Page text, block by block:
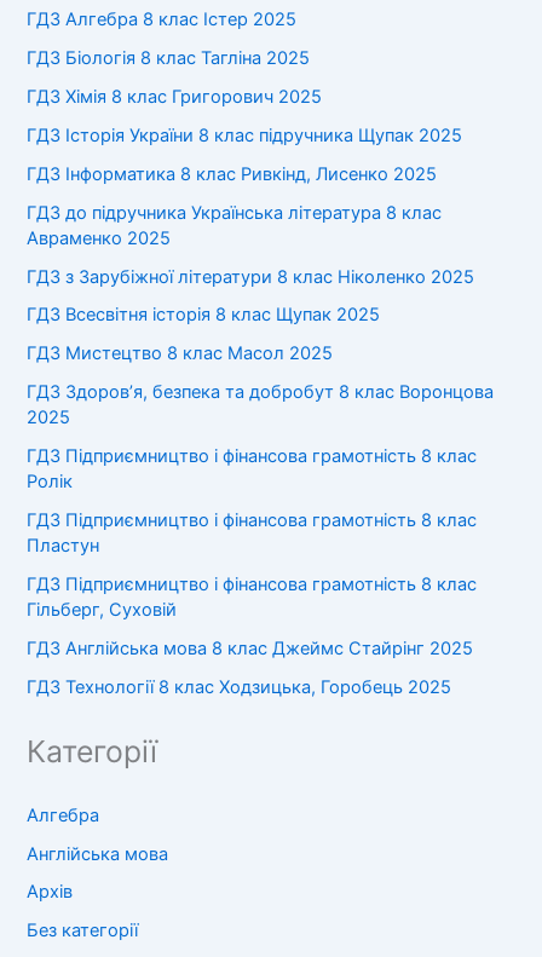
ГДЗ Алгебра 8 клас Істер 2025
ГДЗ Біологія 8 клас Тагліна 2025
ГДЗ Хімія 8 клас Григорович 2025
ГДЗ Історія України 8 клас підручника Щупак 2025
ГДЗ Інформатика 8 клас Ривкінд, Лисенко 2025
ГДЗ до підручника Українська література 8 клас
Авраменко 2025
ГДЗ з Зарубіжної літератури 8 клас Ніколенко 2025
ГДЗ Всесвітня історія 8 клас Щупак 2025
ГДЗ Мистецтво 8 клас Масол 2025
ГДЗ Здоров’я, безпека та добробут 8 клас Воронцова
2025
ГДЗ Підприємництво і фінансова грамотність 8 клас
Ролік
ГДЗ Підприємництво і фінансова грамотність 8 клас
Пластун
ГДЗ Підприємництво і фінансова грамотність 8 клас
Гільберг, Суховій
ГДЗ Англійська мова 8 клас Джеймс Стайрінг 2025
ГДЗ Технології 8 клас Ходзицька, Горобець 2025
Категорії
Алгебра
Англійська мова
Архів
Без категорії